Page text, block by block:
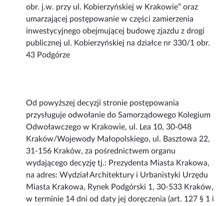
obr. j.w. przy ul. Kobierzyńskiej w Krakowie” oraz
umarzającej postępowanie w części zamierzenia
inwestycyjnego obejmującej budowę zjazdu z drogi
publicznej ul. Kobierzyńskiej na działce nr 330/1 obr.
43 Podgórze
Od powyższej decyzji stronie postępowania
przysługuje odwołanie do Samorządowego Kolegium
Odwoławczego w Krakowie, ul. Lea 10, 30-048
Kraków/Wojewody Małopolskiego, ul. Basztowa 22,
31-156 Kraków, za pośrednictwem organu
wydającego decyzję tj.: Prezydenta Miasta Krakowa,
na adres: Wydział Architektury i Urbanistyki Urzędu
Miasta Krakowa, Rynek Podgórski 1, 30-533 Kraków,
w terminie 14 dni od daty jej doręczenia (art. 127 § 1 i